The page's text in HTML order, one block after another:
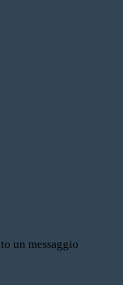
un messaggio